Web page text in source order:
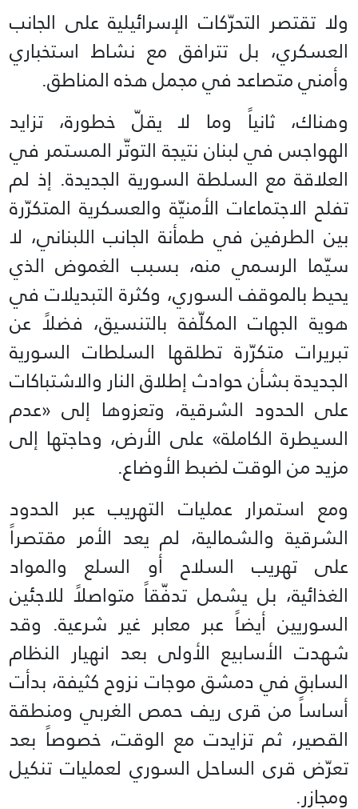
ولا تقتصر التحرّكات الإسرائيلية على الجانب
العسكري، بل تترافق مع نشاط استخباري
وأمني متصاعد في مجمل هذه المناطق.
وهناك، ثانياً وما لا يقلّ خطورة، تزايد
الهواجس في لبنان نتيجة التوتّر المستمر في
العلاقة مع السلطة السورية الجديدة. إذ لم
تفلح الاجتماعات الأمنيّة والعسكرية المتكرّرة
بين الطرفين في طمأنة الجانب اللبناني، لا
سيّما الرسمي منه، بسبب الغموض الذي
يحيط بالموقف السوري، وكثرة التبديلات في
هوية الجهات المكلّفة بالتنسيق، فضلاً عن
تبريرات متكرّرة تطلقها السلطات السورية
الجديدة بشأن حوادث إطلاق النار والاشتباكات
على الحدود الشرقية، وتعزوها إلى «عدم
السيطرة الكاملة» على الأرض، وحاجتها إلى
مزيد من الوقت لضبط الأوضاع.
ومع استمرار عمليات التهريب عبر الحدود
الشرقية والشمالية، لم يعد الأمر مقتصراً
على تهريب السلاح أو السلع والمواد
الغذائية، بل يشمل تدفّقاً متواصلاً للاجئين
السوريين أيضاً عبر معابر غير شرعية. وقد
شهدت الأسابيع الأولى بعد انهيار النظام
السابق في دمشق موجات نزوح كثيفة، بدأت
أساساً من قرى ريف حمص الغربي ومنطقة
القصير، ثم تزايدت مع الوقت، خصوصاً بعد
تعرّض قرى الساحل السوري لعمليات تنكيل
ومجازر.